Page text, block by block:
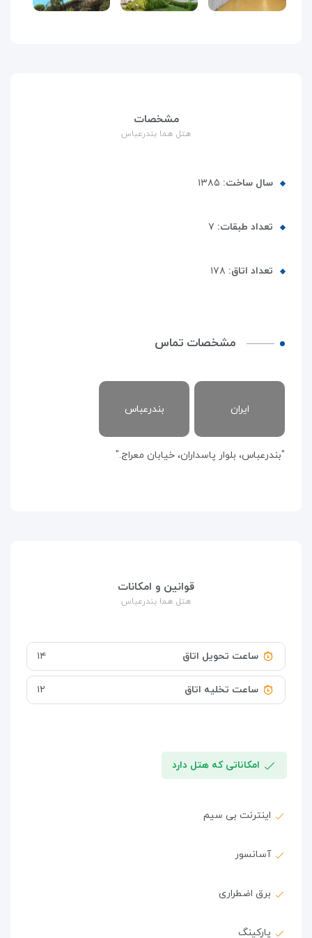
مشخصات
هتل هما بندرعباس
سال ساخت: ۱۳۸۵
تعداد طبقات: ۷
تعداد اتاق: ۱۷۸
مشخصات تماس
ایران بندرعباس
"بندرعباس، بلوار پاسداران، خیابان معراج."
قوانین و امکانات
هتل هما بندرعباس
ساعت تحویل اتاق ۱۴
ساعت تخلیه اتاق ۱۲
امکاناتی که هتل دارد
اینترنت بی سیم
آسانسور
برق اضطراری
پارکینگ